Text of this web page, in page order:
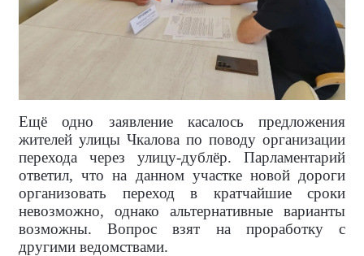
Ещё одно заявление касалось предложения
жителей улицы Чкалова по поводу организации
перехода через улицу-дублёр. Парламентарий
ответил, что на данном участке новой дороги
организовать переход в кратчайшие сроки
невозможно, однако альтернативные варианты
возможны. Вопрос взят на проработку с
другими ведомствами.